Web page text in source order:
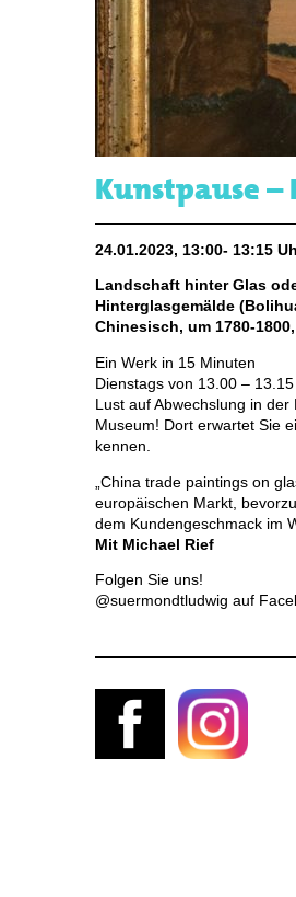
Kunstpause –
24.01.2023, 13:00- 13:15
Landschaft hinter Glas
Hinterglasgemälde
Chinesisch, um 1780-
Ein Werk in 15 Minuten
Dienstags von 13.00 –
Lust auf Abwechslung in
Museum! Dort erwartet Sie
kennen.
„China trade paintings on
europäischen Markt,
dem Kundengeschmack im
Mit Michael Rief
Folgen Sie uns!
@suermondtludwig auf